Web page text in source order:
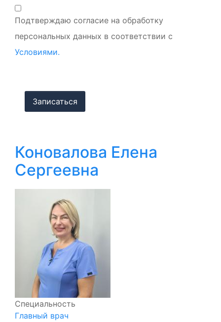
Подтверждаю согласие на обработку
персональных данных в соответствии с
Условиями.
Коновалова Елена
Сергеевна
Специальность
Главный врач